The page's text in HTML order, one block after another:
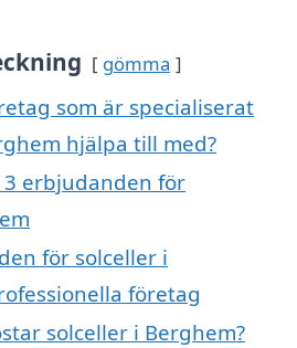
gömma
som är specialiserat
hjälpa till med?
erbjudanden för
för solceller i
företag
solceller i Berghem?